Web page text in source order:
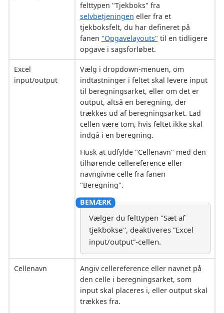
felttypen "Tjekboks" fra
selvbetjeningen eller fra et
tjekboksfelt, du har defineret på
fanen "Opgavelayouts" til en tidligere
opgave i sagsforløbet.
Excel
input/output
Vælg i dropdown-menuen, om
indtastninger i feltet skal levere input
til beregningsarket, eller om det er
output, altså en beregning, der
trækkes ud af beregningsarket. Lad
cellen være tom, hvis feltet ikke skal
indgå i en beregning.
Husk at udfylde "Cellenavn" med den
tilhørende cellereference eller
navngivne celle fra fanen
"Beregning".
Vælger du felttypen "Sæt af
tjekbokse", deaktiveres ”Excel
input/output”-cellen.
Cellenavn
Angiv cellereference eller navnet på
den celle i beregningsarket, som
input skal placeres i, eller output skal
trækkes fra.